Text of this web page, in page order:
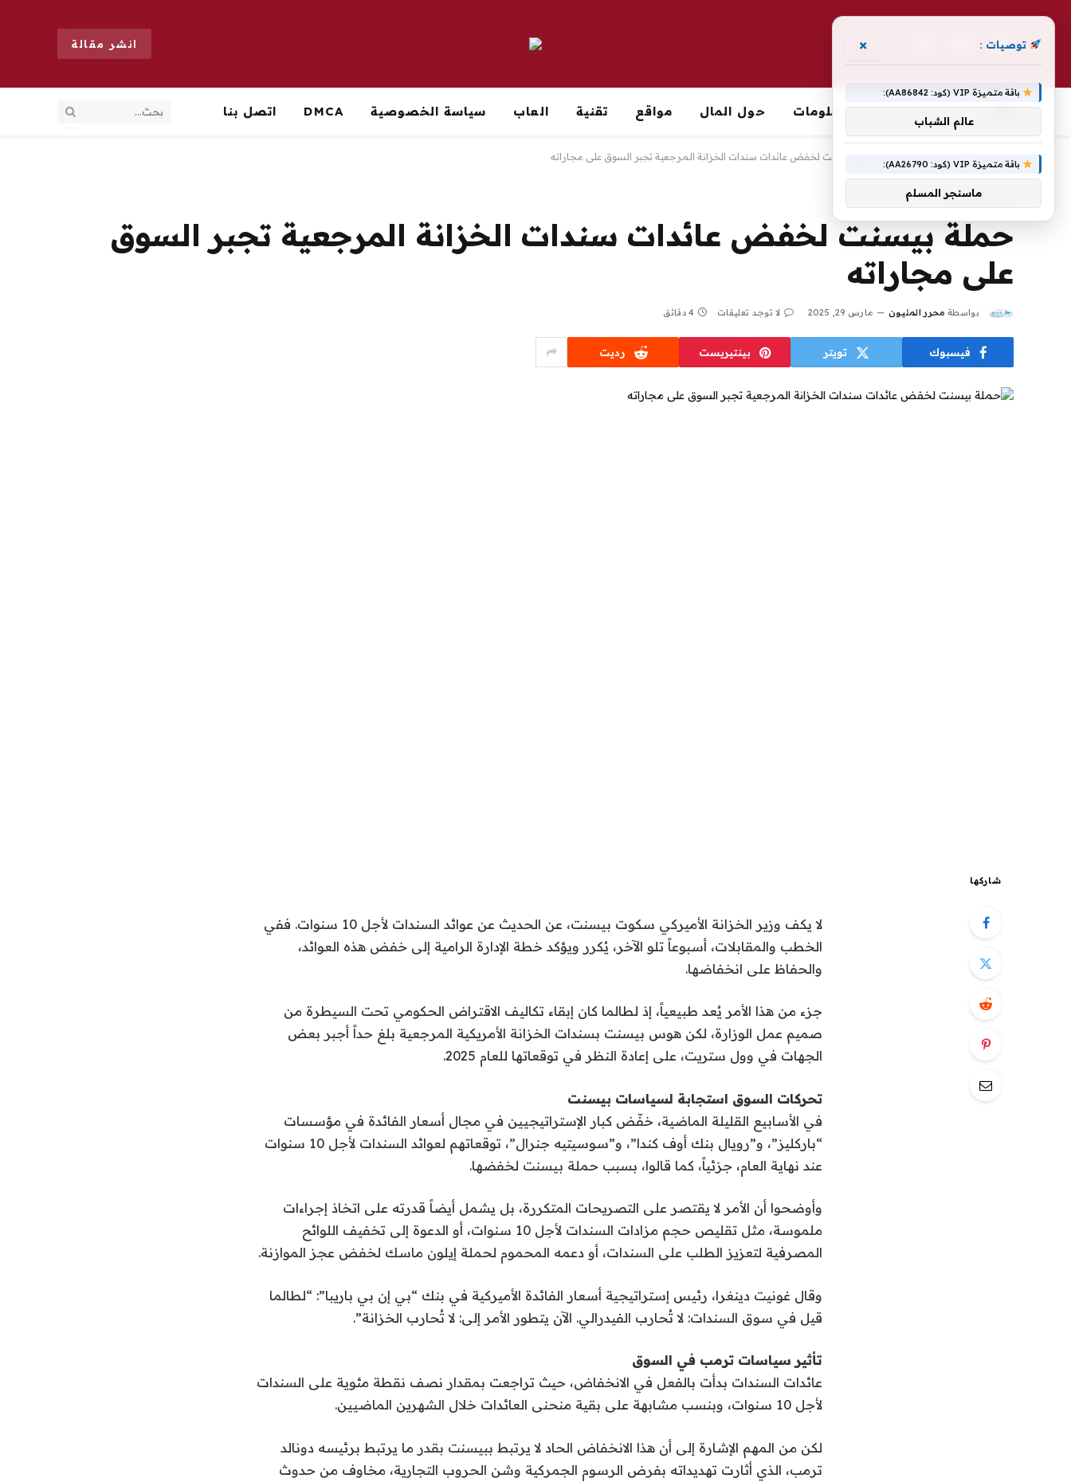
فيسبوك
(Twitter)
انشر مقالة
معلومات حول المال مواقع تقنية العاب سياسة الخصوصية DMCA اتصل بنا
حملة بيسنت لخفض عائدات سندات الخزانة المرجعية تجبر السوق على مجاراته
اخبار الاقتصاد
حملة بيسنت لخفض عائدات سندات الخزانة المرجعية تجبر السوق
على مجاراته
بواسطة محرر المليون مارس 29, 2025 لا توجد تعليقات 4 دقائق
فيسبوك تويتر بينتيريست رديت
شاركها
لا يكف وزير الخزانة الأميركي سكوت بيسنت، عن الحديث عن عوائد السندات لأجل 10 سنوات. ففي
الخطب والمقابلات، أسبوعاً تلو الآخر، يُكرر ويؤكد خطة الإدارة الرامية إلى خفض هذه العوائد،
والحفاظ على انخفاضها.
جزء من هذا الأمر يُعد طبيعياً، إذ لطالما كان إبقاء تكاليف الاقتراض الحكومي تحت السيطرة من
صميم عمل الوزارة، لكن هوس بيسنت بسندات الخزانة الأمريكية المرجعية بلغ حداً أجبر بعض
الجهات في وول ستريت، على إعادة النظر في توقعاتها للعام 2025.
تحركات السوق استجابة لسياسات بيسنت
في الأسابيع القليلة الماضية، خفّض كبار الإستراتيجيين في مجال أسعار الفائدة في مؤسسات
“باركليز”، و”رويال بنك أوف كندا”، و”سوسيتيه جنرال”، توقعاتهم لعوائد السندات لأجل 10 سنوات
عند نهاية العام، جزئياً، كما قالوا، بسبب حملة بيسنت لخفضها.
وأوضحوا أن الأمر لا يقتصر على التصريحات المتكررة، بل يشمل أيضاً قدرته على اتخاذ إجراءات
ملموسة، مثل تقليص حجم مزادات السندات لأجل 10 سنوات، أو الدعوة إلى تخفيف اللوائح
المصرفية لتعزيز الطلب على السندات، أو دعمه المحموم لحملة إيلون ماسك لخفض عجز الموازنة.
وقال غونيت دينغرا، رئيس إستراتيجية أسعار الفائدة الأميركية في بنك “بي إن بي باريبا”: “لطالما
قيل في سوق السندات: لا تُحارب الفيدرالي. الآن يتطور الأمر إلى: لا تُحارب الخزانة”.
تأثير سياسات ترمب في السوق
عائدات السندات بدأت بالفعل في الانخفاض، حيث تراجعت بمقدار نصف نقطة مئوية على السندات
لأجل 10 سنوات، وبنسب مشابهة على بقية منحنى العائدات خلال الشهرين الماضيين.
لكن من المهم الإشارة إلى أن هذا الانخفاض الحاد لا يرتبط ببيسنت بقدر ما يرتبط برئيسه دونالد
ترمب، الذي أثارت تهديداته بفرض الرسوم الجمركية وشن الحروب التجارية، مخاوف من حدوث
توصيات : ×
باقة متميزة VIP (كود: AA86842):
عالم الشباب
باقة متميزة VIP (كود: AA26790):
ماسنجر المسلم